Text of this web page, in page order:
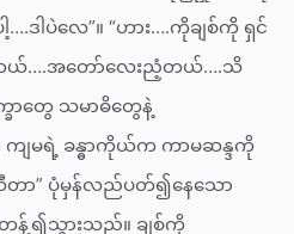
ဒါပဲလေ”။ “ဟား….ကိုချစ်ကို ရှင်
ယ်….အတော်လေးညံ့တယ်….သိ
က္ခာတွေ သမာဓိတွေနဲ့
ျမရဲ့ ခန္ဓာကိုယ်က ကာမဆန္ဒကို
ာ” ပုံမှန်လည်ပတ်၍နေသော
တန့်၍သွားသည်။ ချစ်ကို